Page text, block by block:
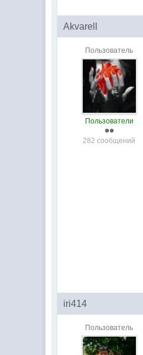
Akvarell
Пользователь
Пользователи
282 сообщений
iri414
Пользователь